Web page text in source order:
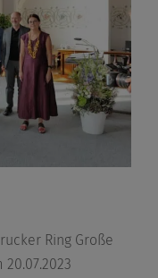
Ring Große